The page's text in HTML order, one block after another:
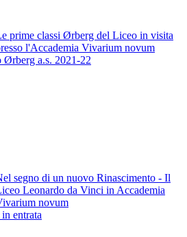
prime classi Ørberg del Liceo in visita
l'Accademia Vivarium novum
Ørberg a.s. 2021-22
segno di un nuovo Rinascimento - Il
Leonardo da Vinci in Accademia
novum
entrata